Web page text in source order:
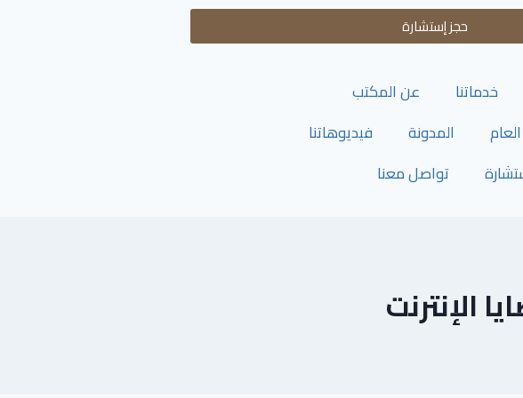
حجز إستشارة
خدماتنا
عن المكتب
المدونة
فيديوهاتنا
تواصل معنا